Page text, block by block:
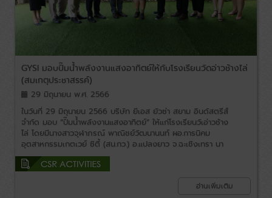
GYSI มอบปั๊มน้ำพลังงานแสงอาทิตย์ให้กับโรงเรียนวัดอ่าวช้างไล่
(สมเกตุประชาสรรค์)
29 มิถุนายน พ.ศ. 2566
ในวันที่ 29 มิถุนายน 2566 บริษัท ยีเอส ยัวซ่า สยาม อินดัสตรีส์
จำกัด มอบ “ปั๊มน้ำพลังงานแสงอาทิตย์” ให้แก่โรงเรียนวัเอ่าวช้าง
ไล่ โดยมีนางสาวจุฬาภรณ์ พาณิชย์วัฒนานนท์ ผอ.การนิคม
อุตสาหกรรมเกตเวย์ ซิตี้ (สน.กว.) อ.แปลงยาว จ.ฉะเชิงเทรา นา
ยกฤษฎ์หิรัญ รวิภาสอัครยา ผู้จัดการนิคมฯ ร่วมกับ
Mr.Hiroyasu Kubodera President กรรมการผู้จัดการใหญ่
“ปั๊มน้ำพลังงานแสงอาทิตย์” ให้แก่โรงเรียนวัดอ่าวช้างไล่ (สมเกตุ
อ่านเพิ่มเติม